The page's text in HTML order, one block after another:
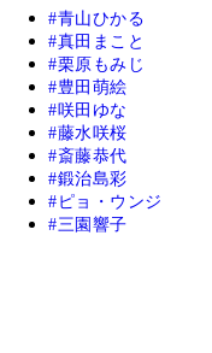
青山ひかる
真田まこと
栗原もみじ
豊田萌絵
咲田ゆな
藤水咲桜
斎藤恭代
鍛治島彩
ピョ・ウンジ
三園響子